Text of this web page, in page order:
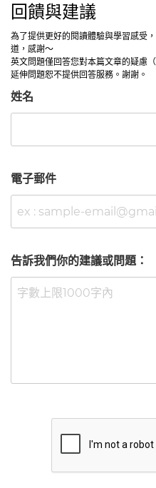
回饋與建議
為了提供更好的閱讀體驗與學習感受
道，感謝～
英文問題僅回答您對本篇文章的疑慮
延伸問題恕不提供回答服務。謝謝。
姓名
電子郵件
告訴我們你的建議或問題：